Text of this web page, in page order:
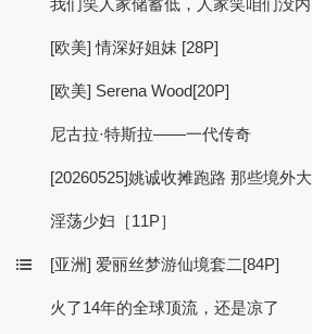
我们笑人家储蓄低，人家笑咱们没
[欧美] 情深好姐妹 [28P]
[欧美] Serena Wood[20P]
尼古拉·特斯拉——一代传奇
[20260525]姚诚收摊跑路 那些境外
淫荡少妇［11P］
[亚洲] 爱丽丝梦游仙境套二[84P]
火了14年的全球顶流，还是凉了